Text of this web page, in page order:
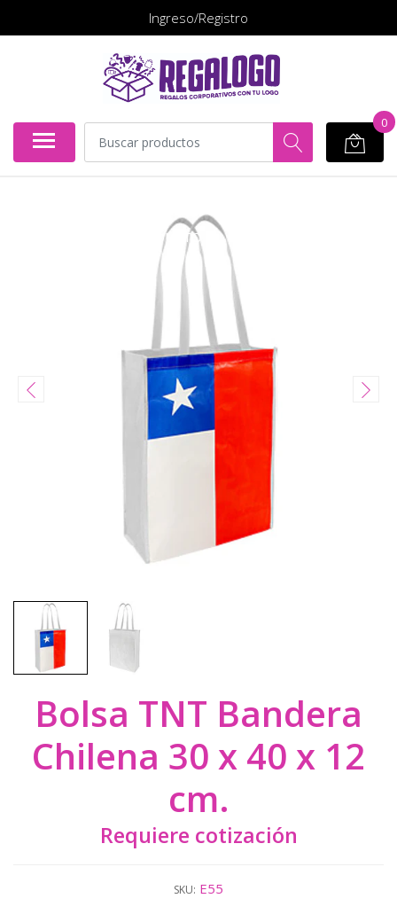
Ingreso/Registro
0
COTIZA ESTE PRODUCTO
Bolsa TNT Bandera
Chilena 30 x 40 x 12
cm.
Requiere cotización
SKU: E55